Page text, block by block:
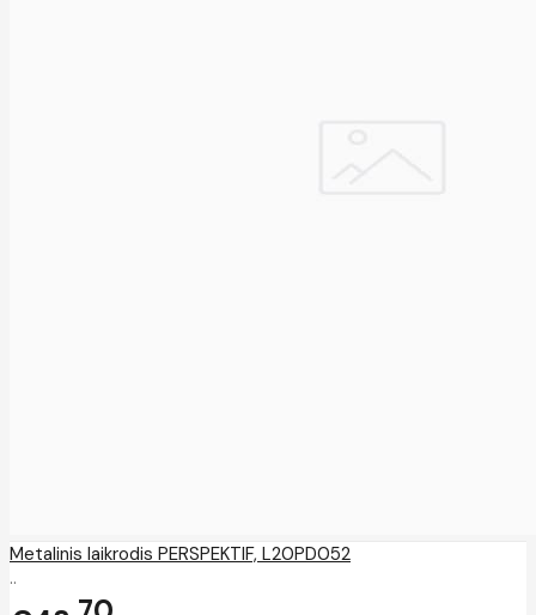
Metalinis laikrodis PERSPEKTIF, L20PD052
..